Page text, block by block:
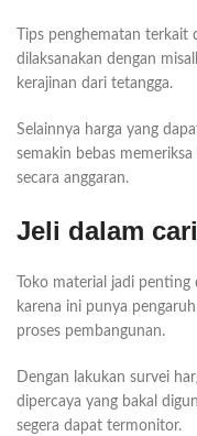
Tips penghematan terkait
dilaksanakan dengan
kerajinan dari tetangga.
Selainnya harga yang
semakin bebas
secara anggaran.
Jeli dalam
Toko material jadi
karena ini punya
proses pembangunan.
Dengan lakukan survei
dipercaya yang bakal
segera dapat termonitor.